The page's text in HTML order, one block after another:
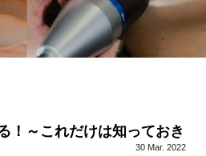
！～これだけは知っておき
30 Mar. 2022